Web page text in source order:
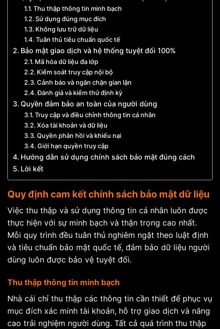
Thu thập thông tin minh bạch
Sử dụng đúng mục đích
Không lưu trữ dữ liệu
Tuân thủ tiêu chuẩn quốc tế
Bảo mật giao dịch và hệ thống tuyệt đối 100%
Mã hóa dữ liệu đa lớp
Kiểm soát truy cập nội bộ
Cảnh báo và ngăn chặn gian lận
Đánh giá và kiểm thử định kỳ
Quyền đảm bảo an toàn của người dùng
Truy cập và điều chỉnh thông tin cá nhân
Xóa tài khoản và dữ liệu
Quyền phản hồi và khiếu nại
Giới hạn quyền truy cập
Hướng dẫn sử dụng chính sách bảo mật đúng cách
Lời kết
Quy định cam kết chính sách bảo mật dữ liệu
Việc thu thập và sử dụng thông tin cá nhân luôn được
thực hiện với sự minh bạch và thận trọng cao nhất.
Mỗi quy trình đều tuân thủ nghiêm ngặt theo luật định
và tiêu chuẩn bảo mật quốc tế, đảm bảo dữ liệu người
dùng luôn được bảo vệ tuyệt đối.
Thu thập thông tin minh bạch
Nhà cái chỉ thu thập các thông tin cần thiết để phục vụ
mục đích xác minh tài khoản, hỗ trợ giao dịch và nâng
cao trải nghiệm người dùng. Tất cả quá trình thu thập